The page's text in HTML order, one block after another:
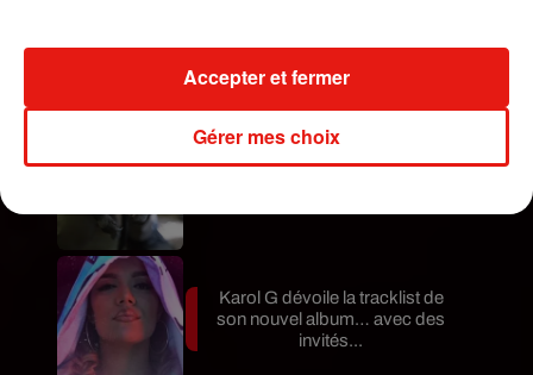
Guatemala : l'éruption du volcan
de Fuego est terminée
Karol G dévoile la tracklist de
son nouvel album… avec des
invités...
Gérer mes choix
Accepter et fermer